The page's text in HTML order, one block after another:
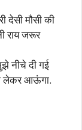
देसी मौसी की
राय जरूर
नीचे दी गई
लेकर आऊंगा.